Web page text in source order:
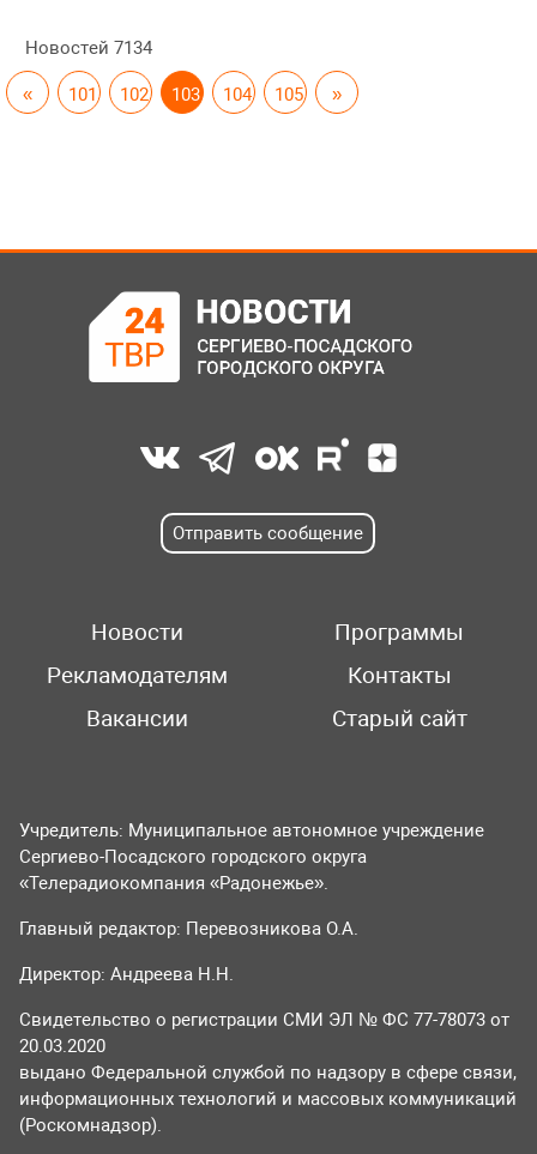
Новостей 7134
« 101 102 103 104 105 »
Отправить сообщение
Новости
Программы
Рекламодателям
Контакты
Вакансии
Старый сайт
Учредитель: Муниципальное автономное учреждение
Сергиево-Посадского городского округа
«Телерадиокомпания «Радонежье».
Главный редактор: Перевозникова О.А.
Директор: Андреева Н.Н.
Свидетельство о регистрации СМИ ЭЛ № ФС 77-78073 от
20.03.2020
выдано Федеральной службой по надзору в сфере связи,
информационных технологий и массовых коммуникаций
(Роскомнадзор).